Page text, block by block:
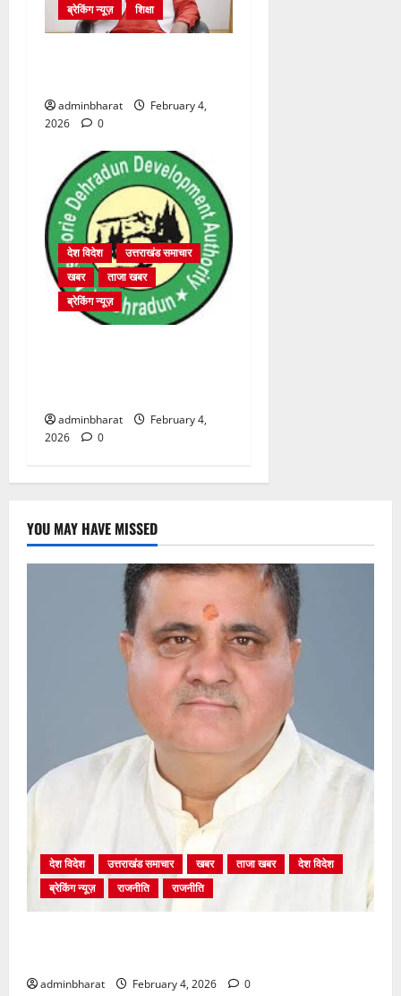
ब्रेकिंग न्यूज़
शिक्षा
adminbharat
February 4,
2026
0
देश विदेश
उत्तराखंड समाचार
खबर
ताजा खबर
ब्रेकिंग न्यूज़
adminbharat
February 4,
2026
0
YOU MAY HAVE MISSED
देश विदेश उत्तराखंड समाचार खबर ताजा खबर
देश विदेश
ब्रेकिंग न्यूज़
राजनीति राजनीति
adminbharat February 4, 2026 0